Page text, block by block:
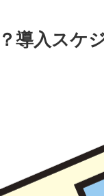
導入スケ